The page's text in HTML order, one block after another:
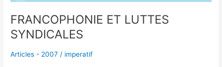
FRANCOPHONIE ET LUTTES
SYNDICALES
Articles - 2007 / imperatif